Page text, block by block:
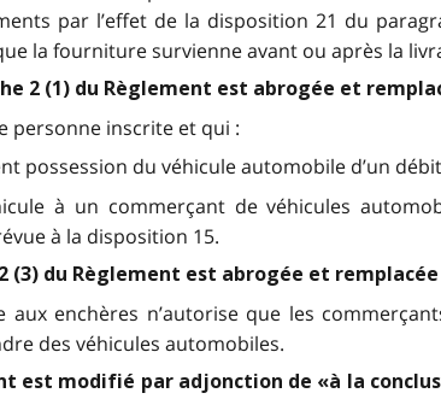
par l’effet de la disposition 21 du
la fourniture survienne avant ou après la
2 (1) du Règlement est abrogée et
personne inscrite et qui :
possession du véhicule automobile d’un
à un commerçant de véhicules
à la disposition 15.
(3) du Règlement est abrogée et
aux enchères n’autorise que les
des véhicules automobiles.
est modifié par adjonction de «à la